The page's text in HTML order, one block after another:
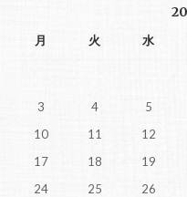
月 火 水
3
4 5
10
11 12
17
18 19
24
25 26